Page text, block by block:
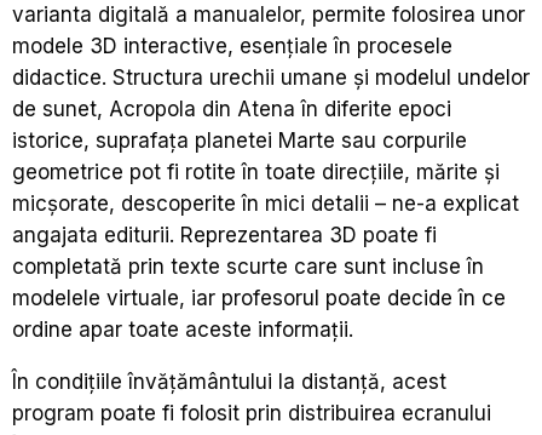
varianta digitală a manualelor, permite folosirea unor
modele 3D interactive, esențiale în procesele
didactice. Structura urechii umane și modelul undelor
de sunet, Acropola din Atena în diferite epoci
istorice, suprafața planetei Marte sau corpurile
geometrice pot fi rotite în toate direcțiile, mărite și
micșorate, descoperite în mici detalii – ne-a explicat
angajata editurii. Reprezentarea 3D poate fi
completată prin texte scurte care sunt incluse în
modelele virtuale, iar profesorul poate decide în ce
ordine apar toate aceste informații.
În condițiile învățământului la distanță, acest
program poate fi folosit prin distribuirea ecranului